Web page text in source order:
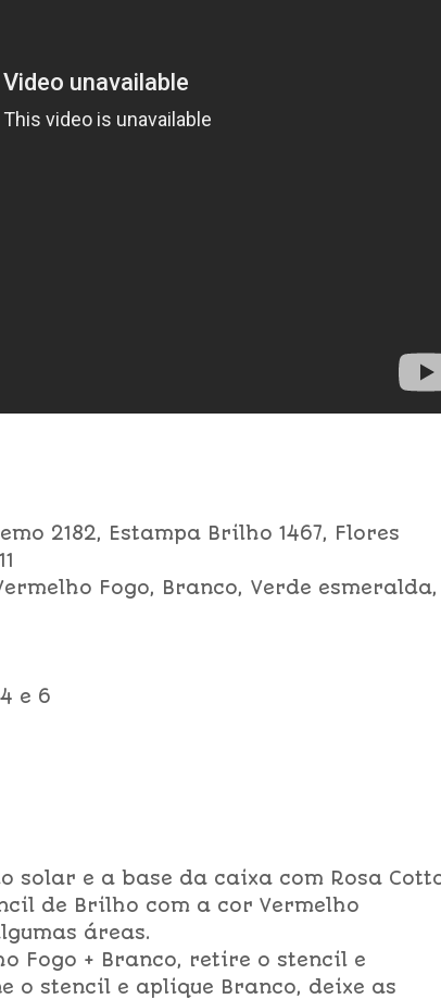
2182, Estampa Brilho 1467, Flores
Fogo, Branco, Verde esmeralda,
e 6
solar e a base da caixa com Rosa
de Brilho com a cor Vermelho
áreas.
Fogo + Branco, retire o stencil e
o stencil e aplique Branco, deixe as